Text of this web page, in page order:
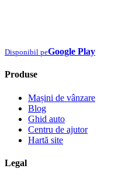
Disponibil peGoogle Play
Produse
Mașini de vânzare
Blog
Ghid auto
Centru de ajutor
Hartă site
Legal